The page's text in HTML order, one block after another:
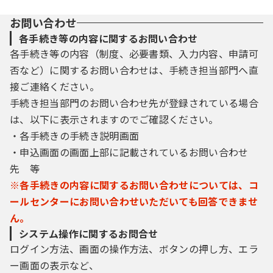
お問い合わせ
各手続き等の内容に関するお問い合わせ
各手続き等の内容（制度、必要書類、入力内容、申請可
否など）に関するお問い合わせは、手続き担当部門へ直
接ご連絡ください。
手続き担当部門のお問い合わせ先が登録されている場合
は、以下に表示されますのでご確認ください。
・各手続きの手続き説明画面
・申込画面の画面上部に記載されているお問い合わせ
先 等
※各手続きの内容に関するお問い合わせについては、コ
ールセンターにお問い合わせいただいても回答できませ
ん。
システム操作に関するお問合せ
ログイン方法、画面の操作方法、ボタンの押し方、エラ
ー画面の表示など、